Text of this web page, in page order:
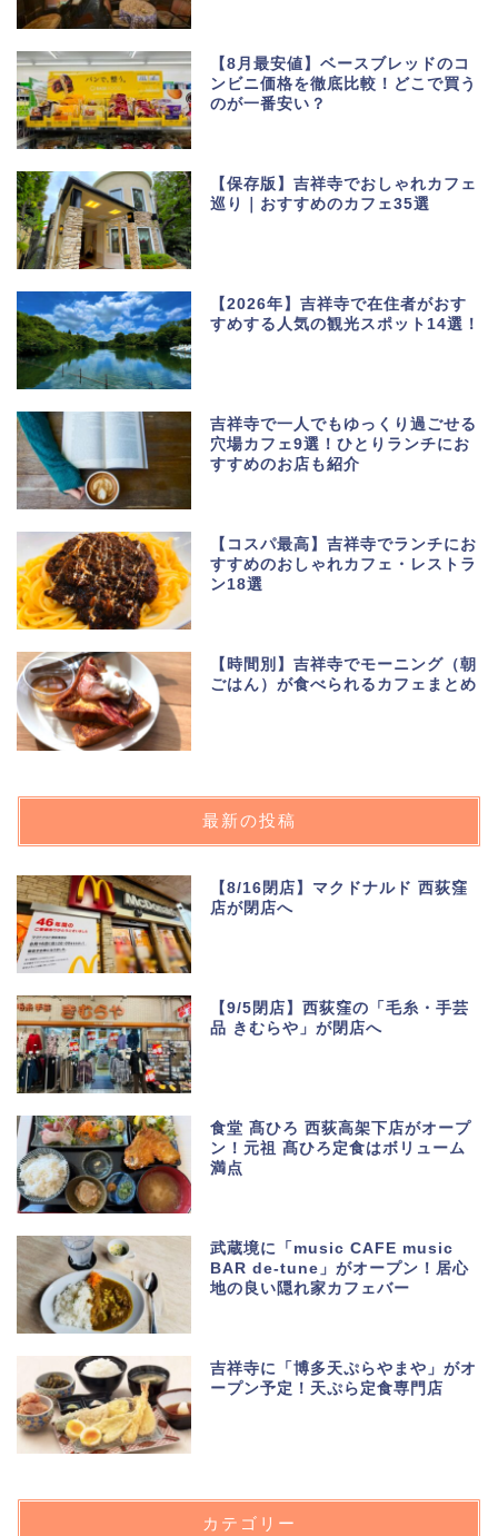
【8月最安値】ベースブレッドのコ
ンビニ価格を徹底比較！どこで買う
のが一番安い？
【保存版】吉祥寺でおしゃれカフェ
巡り｜おすすめのカフェ35選
【2026年】吉祥寺で在住者がおす
すめする人気の観光スポット14選！
吉祥寺で一人でもゆっくり過ごせる
穴場カフェ9選！ひとりランチにお
すすめのお店も紹介
【コスパ最高】吉祥寺でランチにお
すすめのおしゃれカフェ・レストラ
ン18選
【時間別】吉祥寺でモーニング（朝
ごはん）が食べられるカフェまとめ
最新の投稿
【8/16閉店】マクドナルド 西荻窪
店が閉店へ
【9/5閉店】西荻窪の「毛糸・手芸
品 きむらや」が閉店へ
食堂 髙ひろ 西荻高架下店がオープ
ン！元祖 髙ひろ定食はボリューム
満点
武蔵境に「music CAFE music
BAR de-tune」がオープン！居心
地の良い隠れ家カフェバー
吉祥寺に「博多天ぷらやまや」がオ
ープン予定！天ぷら定食専門店
カテゴリー